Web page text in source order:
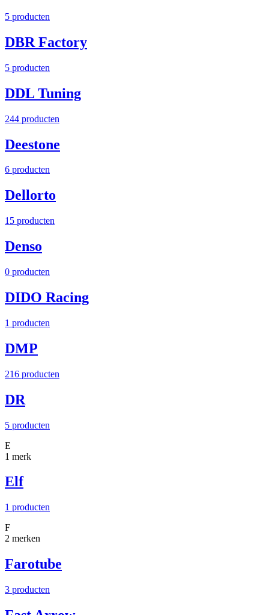
5 producten
DBR Factory
5 producten
DDL Tuning
244 producten
Deestone
6 producten
Dellorto
15 producten
Denso
0 producten
DIDO Racing
1 producten
DMP
216 producten
DR
5 producten
E
1 merk
Elf
1 producten
F
2 merken
Farotube
3 producten